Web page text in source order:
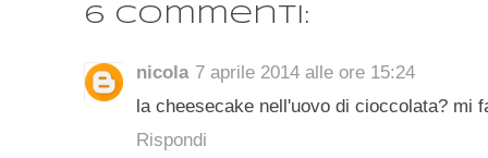
6 commenti:
nicola 7 aprile 2014 alle ore 15:24
la cheesecake nell'uovo di cioccolata? mi
Rispondi